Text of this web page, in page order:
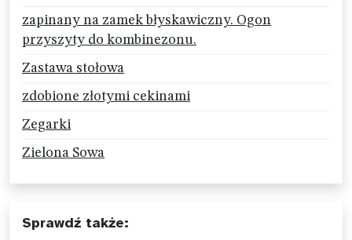
zapinany na zamek błyskawiczny. Ogon
przyszyty do kombinezonu.
Zastawa stołowa
zdobione złotymi cekinami
Zegarki
Zielona Sowa
Sprawdź także: